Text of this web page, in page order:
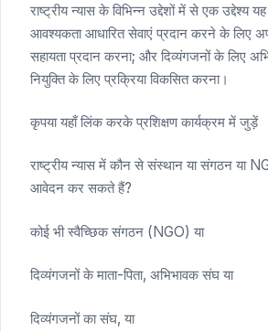
राष्ट्रीय न्यास के विभिन्न उद्देशों में से एक उद्देश्य
आवश्यकता आधारित सेवाएं प्रदान करने के लिए
सहायता प्रदान करना; और दिव्यंगजनों के लिए
नियुक्ति के लिए प्रक्रिया विकसित करना।
कृपया यहाँ लिंक करके प्रशिक्षण कार्यक्रम में जुड़ें
राष्ट्रीय न्यास में कौन से संस्थान या संगठन या
आवेदन कर सकते हैं?
कोई भी स्वैच्छिक संगठन (NGO) या
दिव्यंगजनों के माता-पिता, अभिभावक संघ या
दिव्यंगजनों का संघ, या